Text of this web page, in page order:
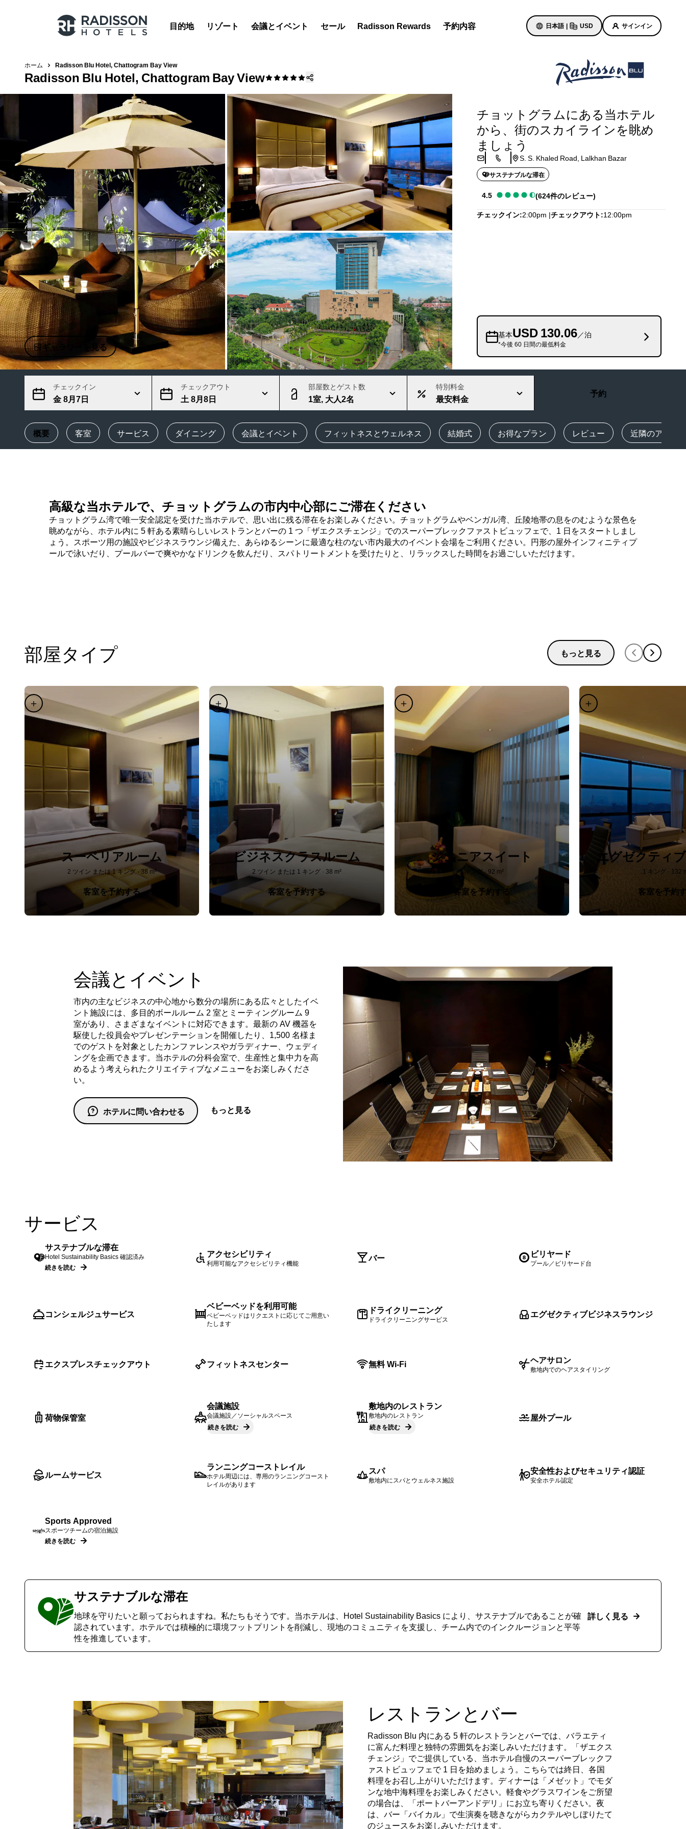
目的地 リゾート 会議とイベント セール Radisson Rewards 予約内容 日本語 | USD サインイン
Radisson Hotels のブランド
Radisson Hotels ブランド
中国の関連ブランド
目的地
リゾート
サービス付きアパートメント
エアポートホテル
新規オープンおよびオープン予定
のホテル
Radisson Meetings
Radisson Meetings をご紹介します
会議スペースを予約します
見積もりを依頼する
イベントの目的地
業界ソリューション
フライトを検索
フライトを検索
ダイニング
レストランを探す
デジタルサービス
Radisson Hotels アプリ
ホテルのセール
い
初回限定の予約特典
事前にご予約ください
パッケージをご覧ください
旅のアイデア
市内中心部にあるホテル
ブログをご覧ください
Radisson Rewards
ポイントの使用方法
ポイントを獲得する方法
Bookers and Planners
ホーム Radisson Blu Hotel, Chattogram Bay View
Radisson Blu Hotel, Chattogram Bay View
ギャラリーを見る
チョットグラムにある当ホテル
から、街のスカイラインを眺め
ましょう
S. S. Khaled Road, Lalkhan Bazar
サステナブルな滞在
4.5
(624件のレビュー)
チェックイン 2:00pm チェックアウト 12:00pm
基本USD 130.06／泊
*今後 60 日間の最低料金
チェックイン
金 8月7日
チェックアウト
土 8月8日
部屋数とゲスト数
1室, 大人2名
特別料金
最安料金 予約
概要 客室 サービス ダイニング ‌会議とイベント ‌フィットネスとウェルネス 結婚式 お得なプラン レビュー 近隣のアトラ
高級な当ホテルで、チョットグラムの市内中心部にご滞在ください
チョットグラム湾で唯一安全認定を受けた当ホテルで、思い出に残る滞在をお楽しみください。チョットグラムやベンガル湾、丘陵地帯の息をのむような景色を
眺めながら、ホテル内に 5 軒ある素晴らしいレストランとバーの 1 つ「ザエクスチェンジ」でのスーパーブレックファストビュッフェで、1 日をスタートしまし
ょう。スポーツ用の施設やビジネスラウンジ備えた、あらゆるシーンに最適な柱のない市内最大のイベント会場をご利用ください。円形の屋外インフィニティプ
ールで泳いだり、プールバーで爽やかなドリンクを飲んだり、スパトリートメントを受けたりと、リラックスした時間をお過ごしいただけます。
部屋タイプ もっと見る
スーペリアルーム
2 ツイン または 1 キング · 38 m²
客室を予約する
ビジネスクラスルーム
2 ツイン または 1 キング · 38 m²
客室を予約する
ジュニアスイート
1 キング · 92 m²
客室を予約する
エグゼクティ
1 キング · 132
客室を予約
会議とイベント
市内の主なビジネスの中心地から数分の場所にある広々としたイベ
ント施設には、多目的ボールルーム 2 室とミーティングルーム 9
室があり、さまざまなイベントに対応できます。最新の AV 機器を
駆使した役員会やプレゼンテーションを開催したり、1,500 名様ま
でのゲストを対象としたカンファレンスやガラディナー、ウェディ
ングを企画できます。当ホテルの分科会室で、生産性と集中力を高
めるよう考えられたクリエイティブなメニューをお楽しみくださ
い。
ホテルに問い合わせる もっと見る
サービス
サステナブルな滞在
Hotel Sustainability Basics 確認済み
続きを読む
アクセシビリティ
利用可能なアクセシビリティ機能 バー ビリヤード
プール／ビリヤード台
コンシェルジュサービス
ベビーベッドを利用可能
ベビーベッドはリクエストに応じてご用意い
たします
ドライクリーニング
ドライクリーニングサービス エグゼクティブビジネスラウンジ
エクスプレスチェックアウト フィットネスセンター 無料 Wi-Fi ヘアサロン
敷地内でのヘアスタイリング
荷物保管室
会議施設
会議施設／ソーシャルスペース
続きを読む
敷地内のレストラン
敷地内のレストラン
続きを読む
屋外プール
ルームサービス
ランニングコーストレイル
ホテル周辺には、専用のランニングコースト
レイルがあります
スパ
敷地内にスパとウェルネス施設
安全性およびセキュリティ認証
安全ホテル認定
Sports Approved
スポーツチームの宿泊施設
続きを読む
サステナブルな滞在
地球を守りたいと願っておられますね。私たちもそうです。当ホテルは、Hotel Sustainability Basics により、サステナブルであることが確
認されています。ホテルでは積極的に環境フットプリントを削減し、現地のコミュニティを支援し、チーム内でのインクルージョンと平等
性を推進しています。
詳しく見る
レストランとバー
Radisson Blu 内にある 5 軒のレストランとバーでは、バラエティ
に富んだ料理と独特の雰囲気をお楽しみいただけます。「ザエクス
チェンジ」でご提供している、当ホテル自慢のスーパーブレックフ
ァストビュッフェで 1 日を始めましょう。こちらでは終日、各国
料理をお召し上がりいただけます。ディナーは「メゼット」でモダ
ンな地中海料理をお楽しみください。軽食やグラスワインをご所望
の場合は、「ポートバーアンドデリ」にお立ち寄りください。夜
は、バー「バイカル」で生演奏を聴きながらカクテルやしぼりたて
のジュースをお楽しみいただけます。